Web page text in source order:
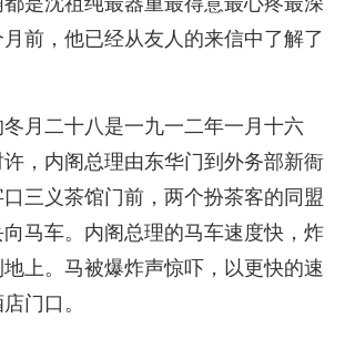
前，他已经从友人的来信中了解了
月二十八是一九一二年一月十六
，内阁总理由东华门到外务部新衙
三义茶馆门前，两个扮茶客的同盟
马车。内阁总理的马车速度快，炸
上。马被爆炸声惊吓，以更快的速
门口。